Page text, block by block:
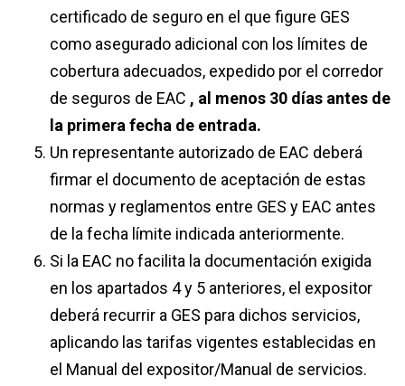
certificado de seguro en el que figure GES
como asegurado adicional con los límites de
cobertura adecuados, expedido por el corredor
de seguros de EAC , al menos 30 días antes de
la primera fecha de entrada.
Un representante autorizado de EAC deberá
firmar el documento de aceptación de estas
normas y reglamentos entre GES y EAC antes
de la fecha límite indicada anteriormente.
Si la EAC no facilita la documentación exigida
en los apartados 4 y 5 anteriores, el expositor
deberá recurrir a GES para dichos servicios,
aplicando las tarifas vigentes establecidas en
el Manual del expositor/Manual de servicios.